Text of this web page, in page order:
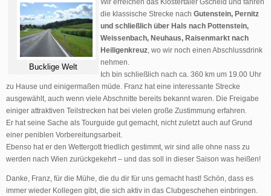
Bucklige Welt
Wir erreichen das Klostertaler Gscheid und fahren
die klassische Strecke nach Gutenstein, Pernitz
und schließlich über Hals nach Pottenstein,
Weissenbach, Neuhaus, Raisenmarkt nach
Heiligenkreuz, wo wir noch einen Abschlussdrink
nehmen.
Ich bin schließlich nach ca. 360 km um 19.00 Uhr
zu Hause und einigermaßen müde. Franz hat eine interessante Strecke
ausgewählt, auch wenn viele Abschnitte bereits bekannt waren. Die Freigabe
einiger attraktiven Teilstrecken hat bei vielen große Zustimmung erfahren.
Er hat seine Sache als Tourguide gut gemacht, nicht zuletzt auch auf Grund
einer peniblen Vorbereitungsarbeit.
Ebenso hat er den Wettergott friedlich gestimmt, wir sind alle ohne nass zu
werden nach Wien zurückgekehrt – und das soll in dieser Saison was heißen!
Danke, Franz, für die Mühe, die du dir für uns gemacht hast! Schön, dass es
immer wieder Kollegen gibt, die sich aktiv in das Clubgeschehen einbringen.